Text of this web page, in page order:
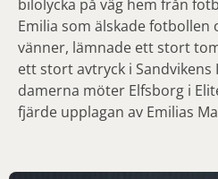
bilolycka på väg hem från
Emilia som älskade fotbollen
vänner, lämnade ett stort
ett stort avtryck i Sandvikens
damerna möter Elfsborg i
fjärde upplagan av Emilias